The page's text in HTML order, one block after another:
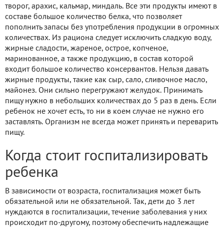
творог, арахис, кальмар, миндаль. Все эти продукты имеют в
составе большое количество белка, что позволяет
пополнить запасы без употребления продукции в огромных
количествах. Из рациона следует исключить сладкую воду,
жирные сладости, жареное, острое, копченое,
маринованное, а также продукцию, в состав которой
входит большое количество консервантов. Нельзя давать
жирные продукты, такие как сыр, сало, сливочное масло,
майонез. Они сильно перегружают желудок. Принимать
пищу нужно в небольших количествах до 5 раз в день. Если
ребенок не хочет есть, то ни в коем случае не нужно его
заставлять. Организм не всегда может принять и переварить
пищу.
Когда стоит госпитализировать
ребенка
В зависимости от возраста, госпитализация может быть
обязательной или не обязательной. Так, дети до 3 лет
нуждаются в госпитализации, течение заболевания у них
происходит по-другому, поэтому обеспечить надлежащие